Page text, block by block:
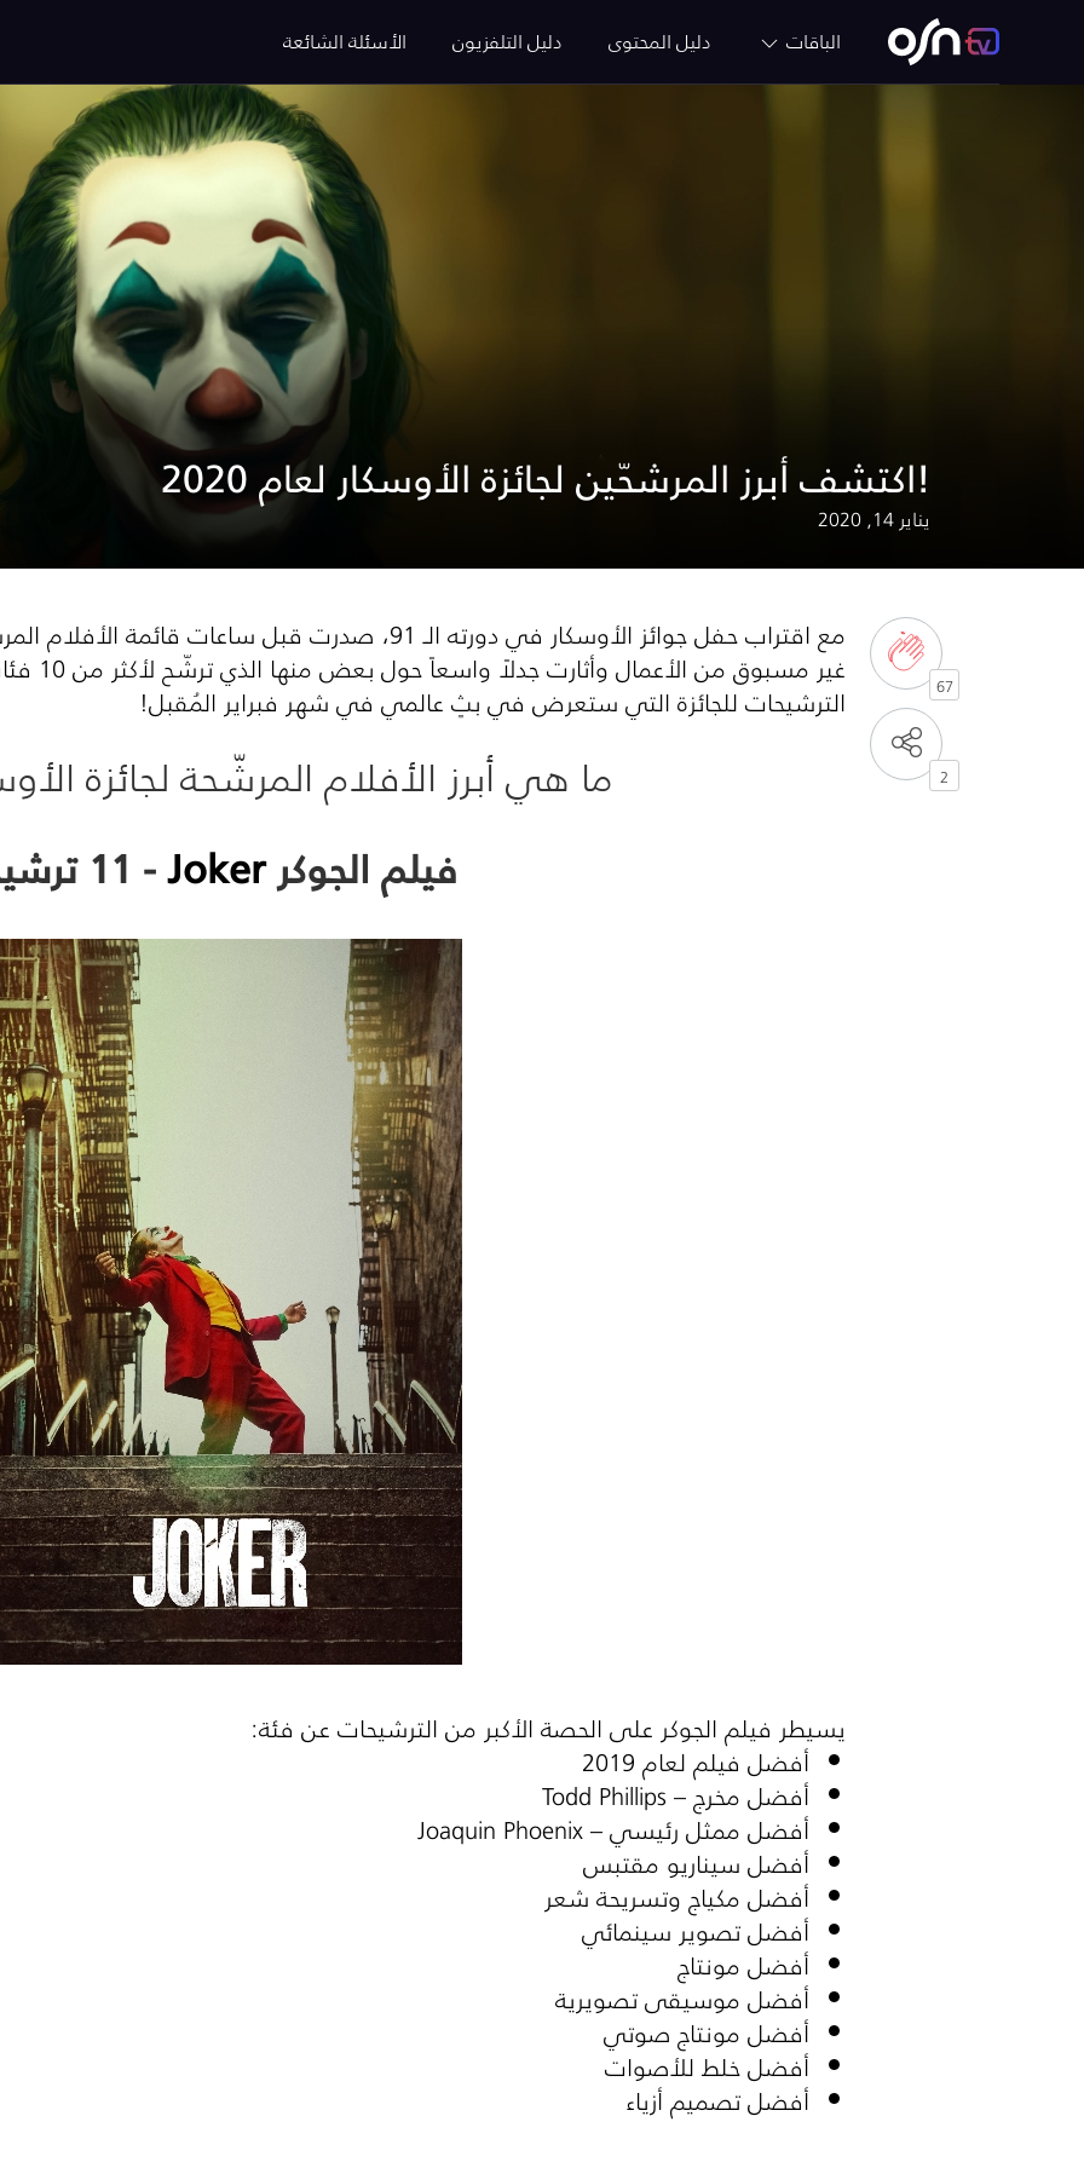
الباقات دليل المحتوى دليل التلفزيون الأسئلة الشائعة
اكتشف أبرز المرشحّين لجائزة الأوسكار لعام 2020!
يناير 14, 2020
67
2
مع اقتراب حفل جوائز الأوسكار في دورته الـ 91، صدرت قبل ساعات قائمة الأفلام المرشّحة لجائزة
غير
الترشيحات للجائزة التي ستعرض في بثٍ عالمي في شهر فبراير المُقبل!
ما هي أبرز الأفلام المرشّحة لجائزة
فيلم الجوكرJoker- 11 ترشيح
يسيطر فيلم الجوكر على الحصة الأكبر من الترشيحات عن فئة:
أفضل فيلم لعام 2019
أفضل مخرج –Todd Phillips
أفضل ممثل رئيسي –Joaquin Phoenix
أفضل سيناريو مقتبس
أفضل مكياج وتسريحة شعر
أفضل تصوير سينمائي
أفضل مونتاج
أفضل موسيقى تصويرية
أفضل مونتاج صوتي
أفضل خلط للأصوات
أفضل تصميم أزياء